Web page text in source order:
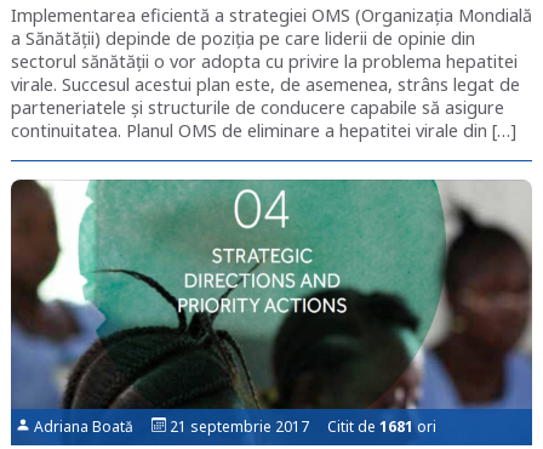
Implementarea eficientă a strategiei OMS (Organizația Mondială
a Sănătății) depinde de poziția pe care liderii de opinie din
sectorul sănătății o vor adopta cu privire la problema hepatitei
virale. Succesul acestui plan este, de asemenea, strâns legat de
parteneriatele și structurile de conducere capabile să asigure
continuitatea. Planul OMS de eliminare a hepatitei virale din […]
Adriana Boată 21 septembrie 2017 Citit de1681 ori